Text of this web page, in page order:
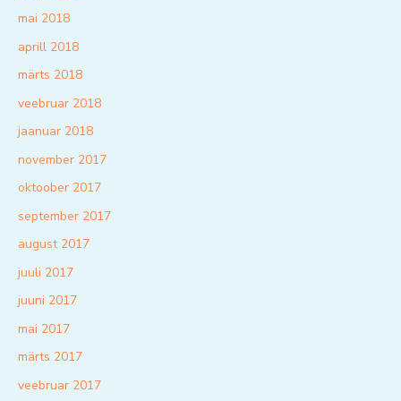
mai 2018
aprill 2018
märts 2018
veebruar 2018
jaanuar 2018
november 2017
oktoober 2017
september 2017
august 2017
juuli 2017
juuni 2017
mai 2017
märts 2017
veebruar 2017